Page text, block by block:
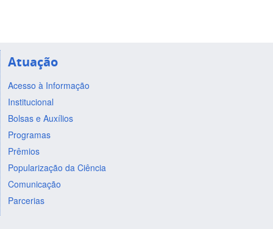
Atuação
Acesso à Informação
Institucional
Bolsas e Auxílios
Programas
Prêmios
Popularização da Ciência
Comunicação
Parcerias